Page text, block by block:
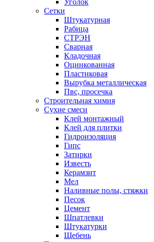
Уголок
Сетки
Штукатурная
Рабица
СТРЭН
Сварная
Кладочная
Оцинкованная
Пластиковая
Вырубка металлическая
Пвс, просечка
Строительная химия
Сухие смеси
Клей монтажный
Клей для плитки
Гидроизоляция
Гипс
Затирки
Известь
Керамзит
Мел
Наливные полы, стяжки
Песок
Цемент
Шпатлевки
Штукатурки
Щебень